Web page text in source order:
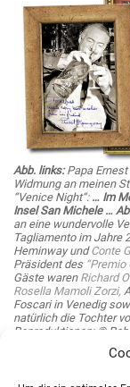
Abb. links:Papa
Widmung an meinen
“Venice Night“: … Im
Insel San Michele …
an eine wundervolle
Tagliamento im Jahre
Heminway undConte
Präsident des
Gäste waren Richard
Rosella Mamoli Zorzi,
Foscari in Venedig
natürlich die Tochter
Reproduktionen: ©